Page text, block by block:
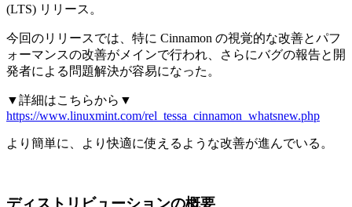
(LTS) リリース。
今回のリリースでは、特に Cinnamon の視覚的な改善とパフ
ォーマンスの改善がメインで行われ、さらにバグの報告と開
発者による問題解決が容易になった。
▼詳細はこちらから▼
https://www.linuxmint.com/rel_tessa_cinnamon_whatsnew.php
より簡単に、より快適に使えるような改善が進んでいる。
ディストリビューションの概要